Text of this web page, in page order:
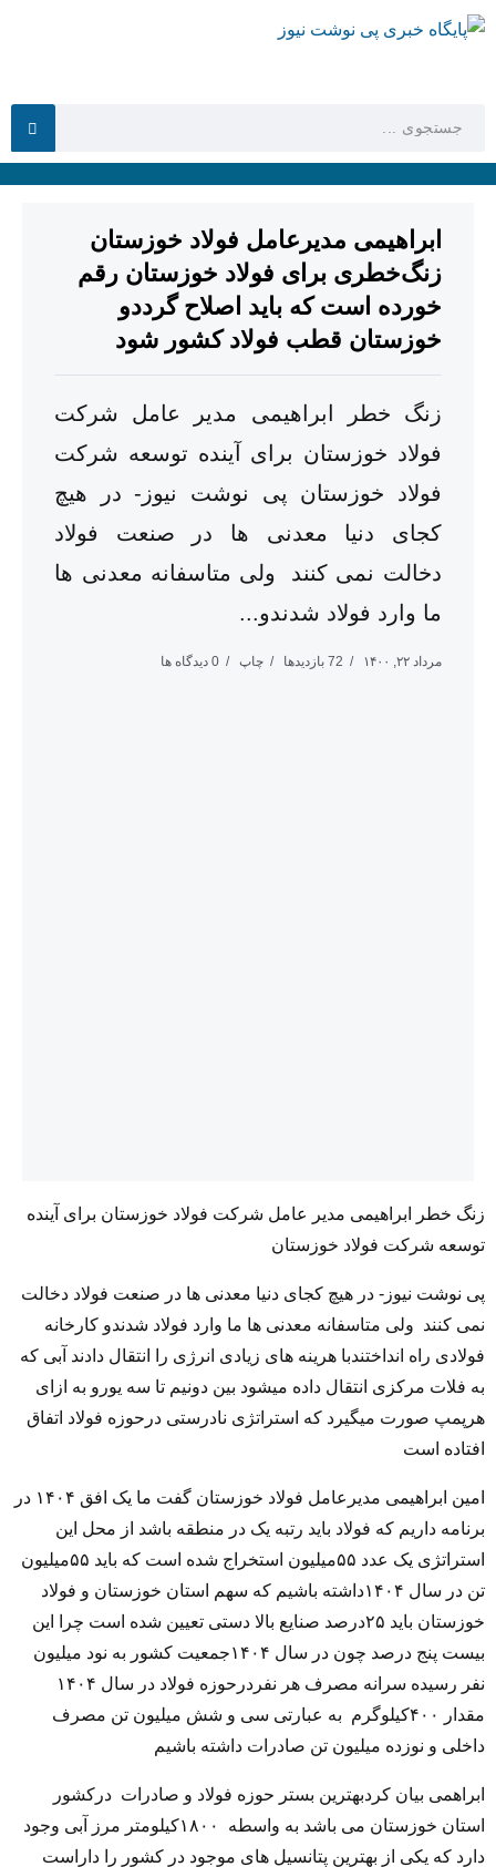
ابراهیمی مدیرعامل فولاد خوزستان
زنگ‌خطری برای فولاد خوزستان رقم
خورده است که باید اصلاح گرددو
خوزستان قطب فولاد کشور شود
زنگ خطر ابراهیمی مدیر عامل شرکت
فولاد خوزستان برای آینده توسعه شرکت
فولاد خوزستان پی نوشت نیوز- در هیچ
کجای دنیا معدنی ها در صنعت فولاد
دخالت نمی کنند ولی متاسفانه معدنی ها
ما وارد فولاد شدندو...
مرداد ۲۲, ۱۴۰۰ 72 بازدیدها چاپ 0 دیدگاه ها
زنگ خطر ابراهیمی مدیر عامل شرکت فولاد خوزستان برای آینده
توسعه شرکت فولاد خوزستان
پی نوشت نیوز- در هیچ کجای دنیا معدنی ها در صنعت فولاد دخالت
نمی کنند ولی متاسفانه معدنی ها ما وارد فولاد شدندو کارخانه
فولادی راه انداختندبا هرینه های زیادی انرژی را انتقال دادند آبی که
به فلات مرکزی انتقال داده میشود بین دونیم تا سه یورو به ازای
هرپمپ صورت میگیرد که استراتژی نادرستی درحوزه فولاد اتفاق
افتاده است
امین ابراهیمی مدیرعامل فولاد خوزستان گفت ما یک افق ۱۴۰۴ در
برنامه داریم که فولاد باید رتبه یک در منطقه باشد از محل این
استراتژی یک عدد ۵۵میلیون استخراج شده است که باید ۵۵میلیون
تن در سال ۱۴۰۴داشته باشیم که سهم استان خوزستان و فولاد
خوزستان باید ۲۵درصد صنایع بالا دستی تعیین شده است چرا این
بیست پنج درصد چون در سال ۱۴۰۴جمعیت کشور به نود میلیون
مقدار ۴۰۰کیلوگرم به عبارتی سی و شش میلیون تن مصرف
داخلی و نوزده میلیون تن صادرات داشته باشیم
ابراهمی بیان کردبهترین بستر حوزه فولاد و صادرات درکشور
استان خوزستان می باشد به واسطه ۱۸۰۰کیلومتر مرز آبی وجود
دارد که یکی از بهترین پتانسیل های موجود در کشور را داراست